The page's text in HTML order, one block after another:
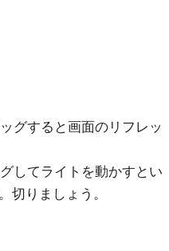
グすると画面のリフレッ
してライトを動かすとい
切りましょう。